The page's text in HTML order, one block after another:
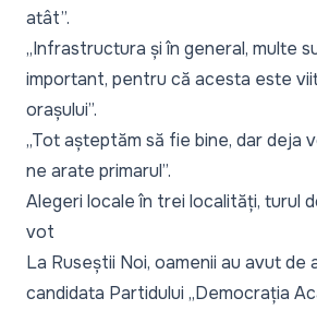
atât”.
„Infrastructura și în general, multe
important, pentru că acesta este
orașului”.
„Tot așteptăm să fie bine, dar deja
ne arate primarul”.
Alegeri locale în trei localități, turul
vot
La Ruseștii Noi, oamenii au avut de
candidata Partidului „Democrația